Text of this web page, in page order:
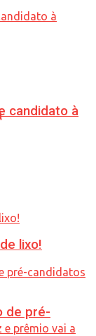
candidato à
lixo!
de pré-